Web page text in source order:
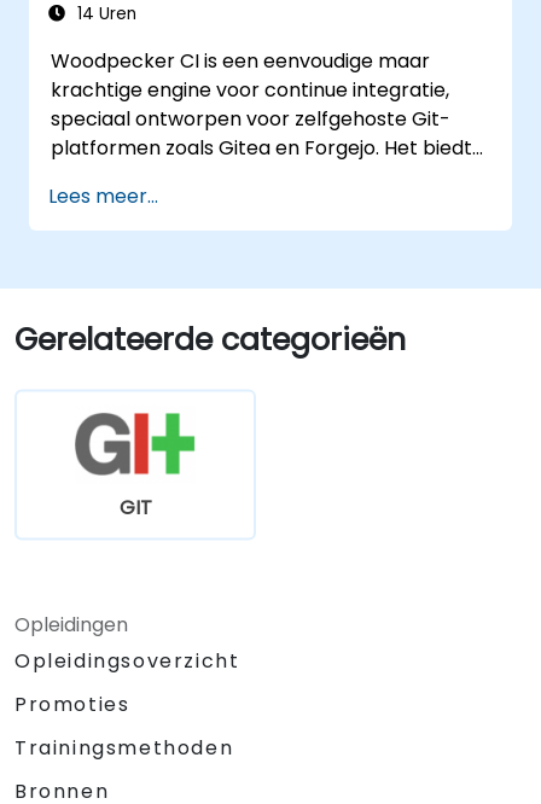
14 Uren
Woodpecker CI is een eenvoudige maar
krachtige engine voor continue integratie,
speciaal ontworpen voor zelfgehoste Git-
platformen zoals Gitea en Forgejo. Het biedt
ervaring zonder de complexiteit of
licentiekosten van commerciële CI-
Lees meer...
Gerelateerde categorieën
GIT
Opleidingen
Opleidingsoverzicht
Promoties
Trainingsmethoden
Bronnen